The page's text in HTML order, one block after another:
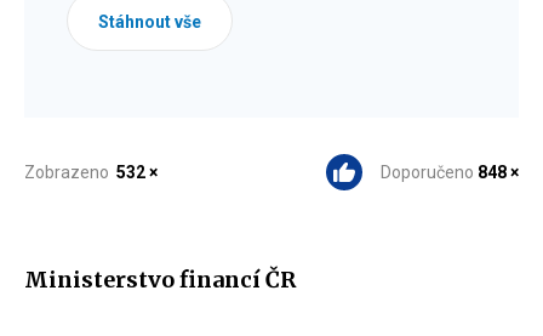
Stáhnout vše
Zobrazeno 532 × Doporučeno 848 ×
Ministerstvo financí ČR